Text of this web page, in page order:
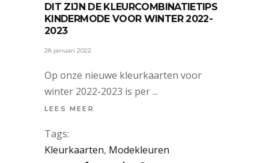
DIT ZIJN DE KLEURCOMBINATIETIPS
KINDERMODE VOOR WINTER 2022-
2023
28 januari 2022
Op onze nieuwe kleurkaarten voor
winter 2022-2023 is per
LEES MEER
Tags:
Kleurkaarten, Modekleuren